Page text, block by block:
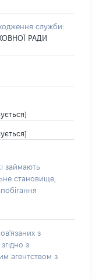
служби:
РАДИ
займають
становище,
з
з
агентством з